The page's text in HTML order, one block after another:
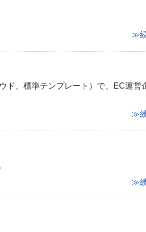
≫
ド、標準テンプレート）で、EC運営
≫
≫